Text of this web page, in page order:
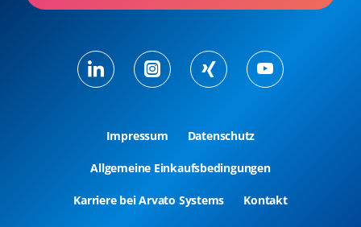
Impressum Datenschutz
Allgemeine Einkaufsbedingungen
Karriere bei Arvato Systems Kontakt